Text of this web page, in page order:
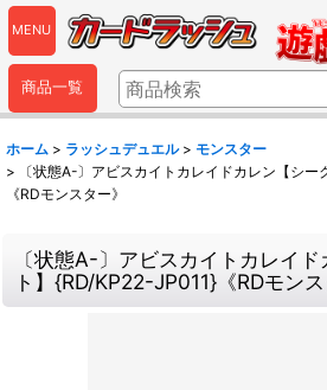
MENU
商品一覧
ホーム > ラッシュデュエル > モンスター
>
〔状態A-〕アビスカイトカレイドカレン【シ
《RDモンスター》
〔状態A-〕アビスカイトカレイ
ト】{RD/KP22-JP011}《RDモンス